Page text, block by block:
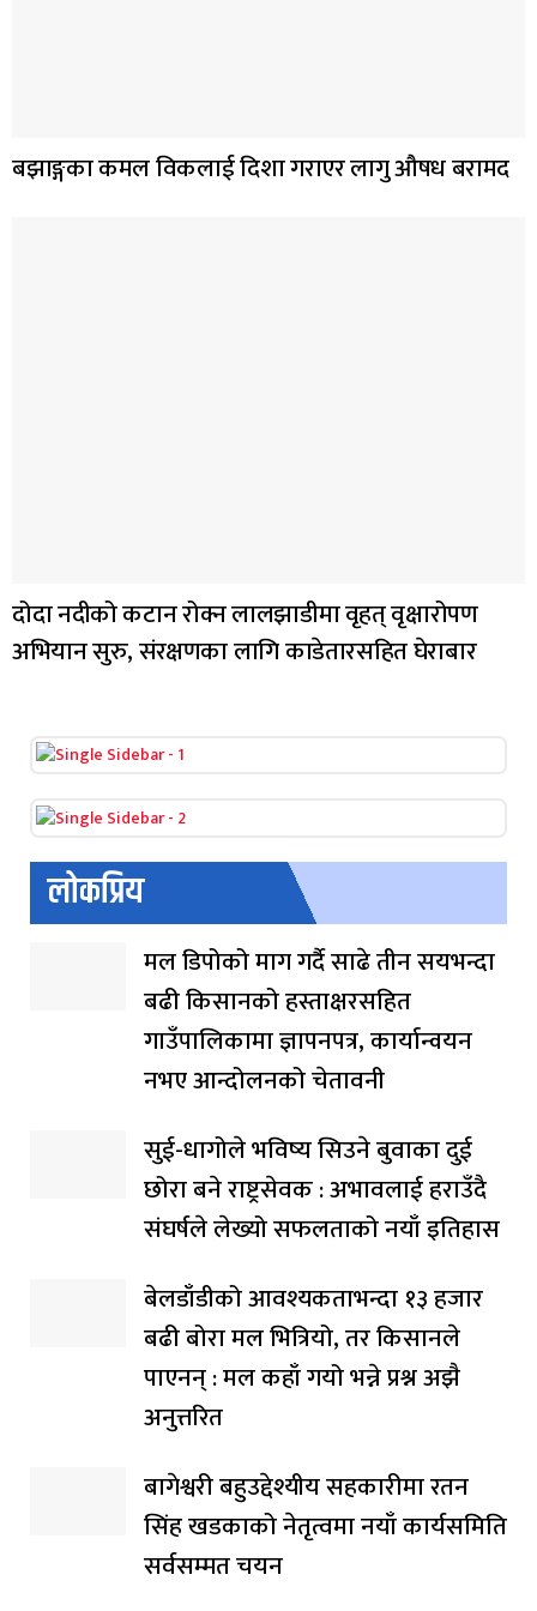
बझाङ्गका कमल विकलाई दिशा गराएर लागु औषध बरामद
दोदा नदीको कटान रोक्न लालझाडीमा वृहत् वृक्षारोपण
अभियान सुरु, संरक्षणका लागि काडेतारसहित घेराबार
लोकप्रिय
मल डिपोको माग गर्दै साढे तीन सयभन्दा
बढी किसानको हस्ताक्षरसहित
गाउँपालिकामा ज्ञापनपत्र, कार्यान्वयन
नभए आन्दोलनको चेतावनी
सुई-धागोले भविष्य सिउने बुवाका दुई
छोरा बने राष्ट्रसेवक : अभावलाई हराउँदै
संघर्षले लेख्यो सफलताको नयाँ इतिहास
बेलडाँडीको आवश्यकताभन्दा १३ हजार
बढी बोरा मल भित्रियो, तर किसानले
पाएनन् : मल कहाँ गयो भन्ने प्रश्न अझै
अनुत्तरित
बागेश्वरी बहुउद्देश्यीय सहकारीमा रतन
सिंह खडकाको नेतृत्वमा नयाँ कार्यसमिति
सर्वसम्मत चयन